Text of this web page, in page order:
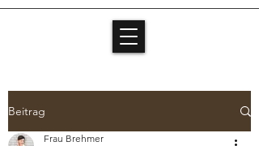
Beitrag
Frau Brehmer